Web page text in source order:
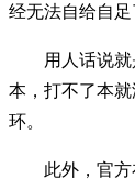
经无法自给自足
用人话说
本，打不了本
环。
此外，官